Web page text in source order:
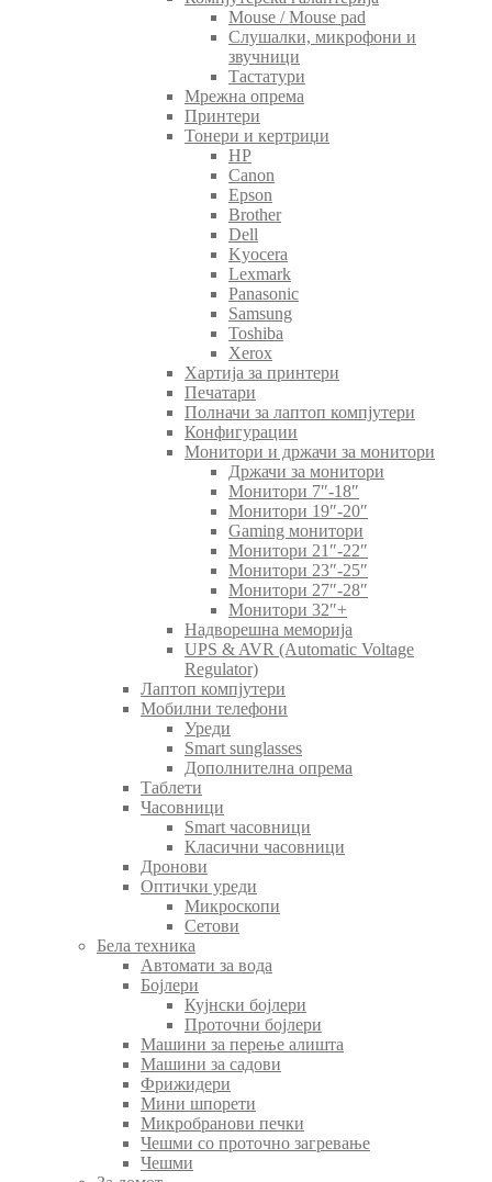
Mouse / Mouse pad
Слушалки, микрофони и
звучници
Тастатури
Мрежна опрема
Принтери
Тонери и кертриџи
HP
Canon
Epson
Brother
Dell
Kyocera
Lexmark
Panasonic
Samsung
Toshiba
Xerox
Хартија за принтери
Печатари
Полначи за лаптоп компјутери
Конфигурации
Монитори и држачи за монитори
Држачи за монитори
Монитори 7″-18″
Монитори 19″-20″
Gaming монитори
Монитори 21″-22″
Монитори 23″-25″
Монитори 27″-28″
Монитори 32″+
Надворешна меморија
UPS & AVR (Automatic Voltage
Regulator)
Лаптоп компјутери
Мобилни телефони
Уреди
Smart sunglasses
Дополнителна опрема
Таблети
Часовници
Smart часовници
Класични часовници
Дронови
Оптички уреди
Микроскопи
Сетови
Бела техника
Автомати за вода
Бојлери
Кујнски бојлери
Проточни бојлери
Машини за перење алишта
Машини за садови
Фрижидери
Мини шпорети
Микробранови печки
Чешми со проточно загревање
Чешми